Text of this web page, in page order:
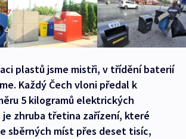
plastů jsme mistři, v třídění baterií
Každý Čech vloni předal k
5 kilogramů elektrických
zhruba třetina zařízení, které
sběrných míst přes deset tisíc,